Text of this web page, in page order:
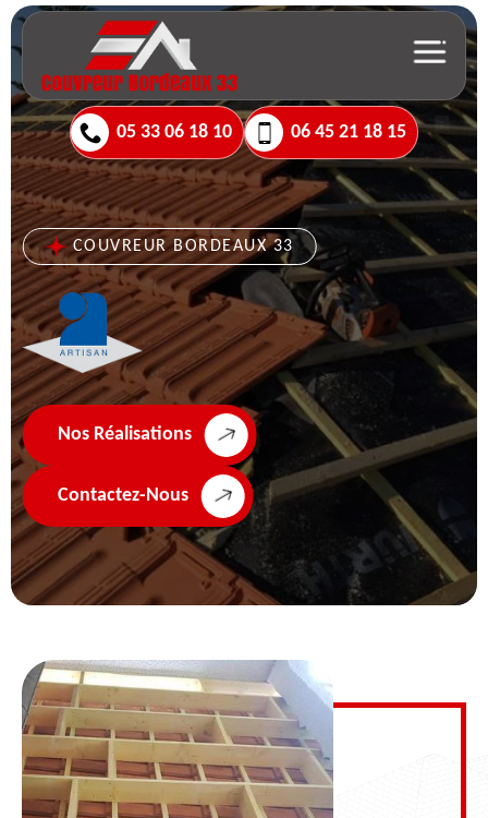
05 33 06 18 10 06 45 21 18 15
COUVREUR BORDEAUX 33
Nos Réalisations
Contactez-Nous